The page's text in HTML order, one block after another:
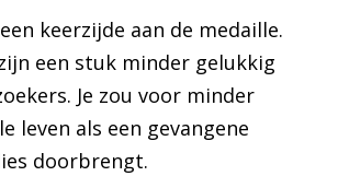
keerzijde aan de medaille.
een stuk minder gelukkig
Je zou voor minder
leven als een gevangene
doorbrengt.